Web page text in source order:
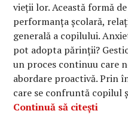
vieții lor. Această formă
performanța școlară,
generală a copilului.
pot adopta părinții?
un proces continuu care
abordare proactivă. Prin
care se confruntă copilul
Continuă să citești